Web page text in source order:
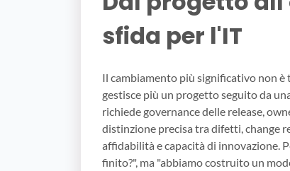
sfida per l'IT
Il cambiamento più significativo non
gestisce più un progetto seguito da
richiede governance delle release,
distinzione precisa tra difetti, change
affidabilità e capacità di innovazione.
finito?", ma "abbiamo costruito un